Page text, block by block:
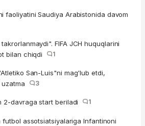
faoliyatini Saudiya Arabistonida davom
FIFA JCH huquqlarini
bilan chiqdi
1
San-Luis"ni mag'lub etdi,
3
2-davraga start beriladi 1
futbol assotsiatsiyalariga Infantinoni